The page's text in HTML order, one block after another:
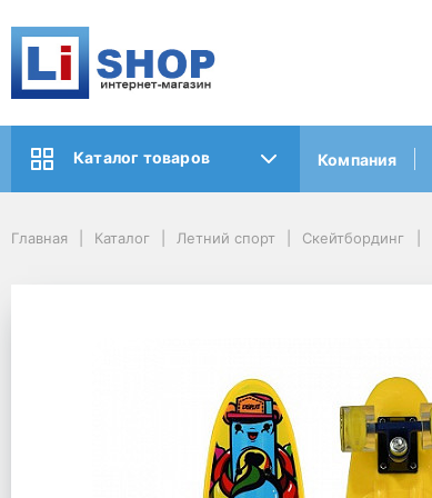
Каталог товаров Компания
Главная Каталог Летний спорт Скейтбординг